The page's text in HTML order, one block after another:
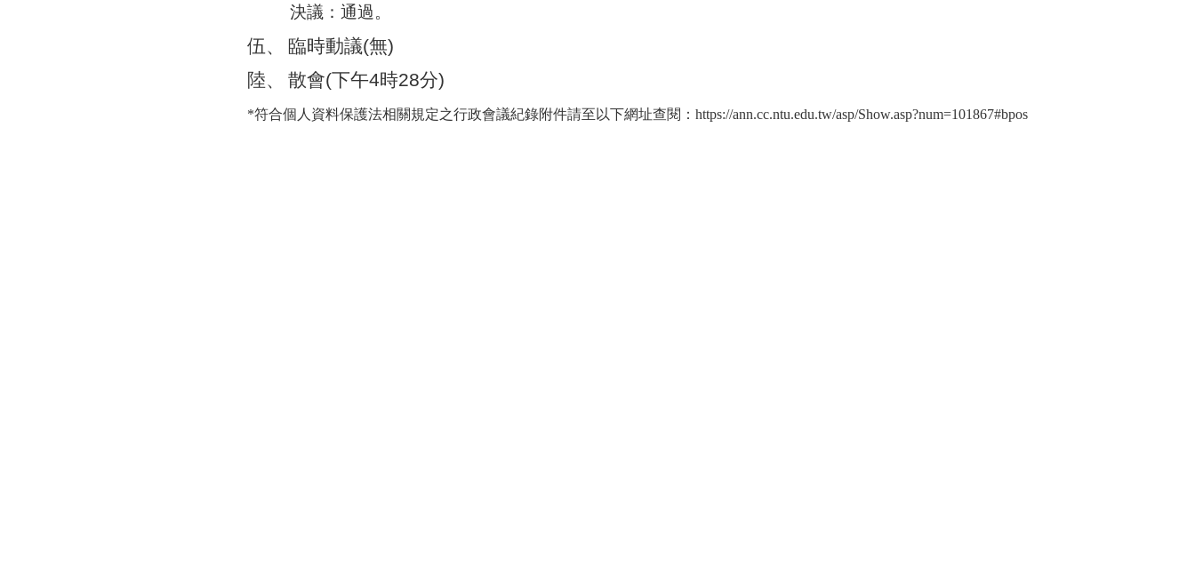
決議：通過。
伍、 臨時動議(無)
陸、
散會(下午4時28分)
*符合個人資料保護法相關規定之行政會議紀錄附件請至以下網址查閱：https://ann.cc.ntu.edu.tw/asp/Show.asp?num=101867#bpos